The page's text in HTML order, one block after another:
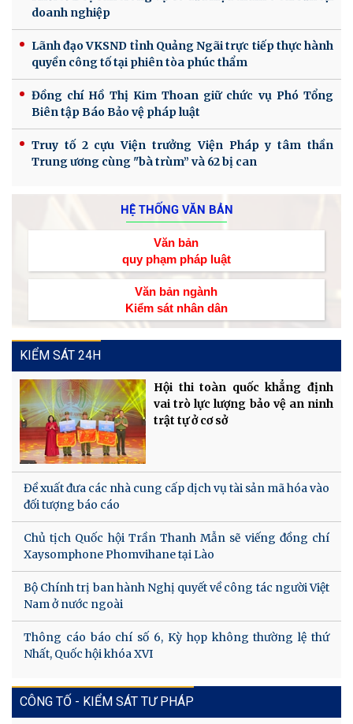
doanh nghiệp
Lãnh đạo VKSND tỉnh Quảng Ngãi trực tiếp thực hành
quyền công tố tại phiên tòa phúc thẩm
Đồng chí Hồ Thị Kim Thoan giữ chức vụ Phó Tổng
Biên tập Báo Bảo vệ pháp luật
Truy tố 2 cựu Viện trưởng Viện Pháp y tâm thần
Trung ương cùng "bà trùm” và 62 bị can
HỆ THỐNG VĂN BẢN
Văn bản
quy phạm pháp luật
Văn bản ngành
Kiểm sát nhân dân
KIỂM SÁT 24H
Hội thi toàn quốc khẳng định
vai trò lực lượng bảo vệ an ninh
trật tự ở cơ sở
Đề xuất đưa các nhà cung cấp dịch vụ tài sản mã hóa vào
đối tượng báo cáo
Chủ tịch Quốc hội Trần Thanh Mẫn sẽ viếng đồng chí
Xaysomphone Phomvihane tại Lào
Bộ Chính trị ban hành Nghị quyết về công tác người Việt
Nam ở nước ngoài
Thông cáo báo chí số 6, Kỳ họp không thường lệ thứ
Nhất, Quốc hội khóa XVI
CÔNG TỐ - KIỂM SÁT TƯ PHÁP